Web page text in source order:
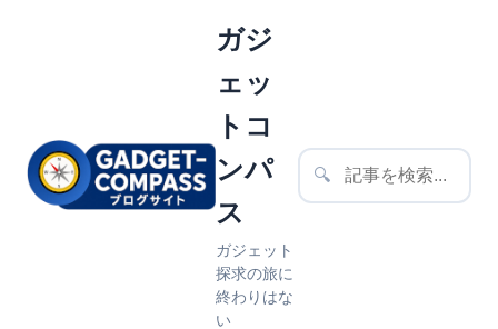
ガジ
ェッ
トコ
ンパ
ス
ガジェット
探求の旅に
終わりはな
い
🔍